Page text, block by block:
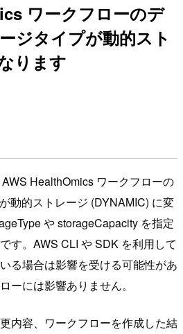
ワークフローのデ
ジタイプが動的スト
ります
HealthOmics ワークフローの
動的ストレージ (DYNAMIC) に変
や storageCapacity を指定
す。AWS CLI や SDK を利用して
る場合は影響を受ける可能性があ
ーには影響ありません。
内容、ワークフローを作成した結